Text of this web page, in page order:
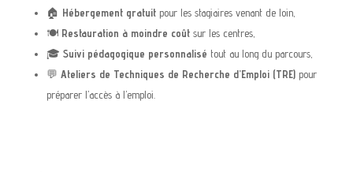
🏠 Hébergement gratuitpour les stagiaires venant de loin,
🍽️ Restauration à moindre coûtsur les centres,
🎓 Suivi pédagogique personnalisé tout au long du parcours,
💬 Ateliers de Techniques de Recherche d’Emploi (TRE)pour
préparer l’accès à l’emploi.